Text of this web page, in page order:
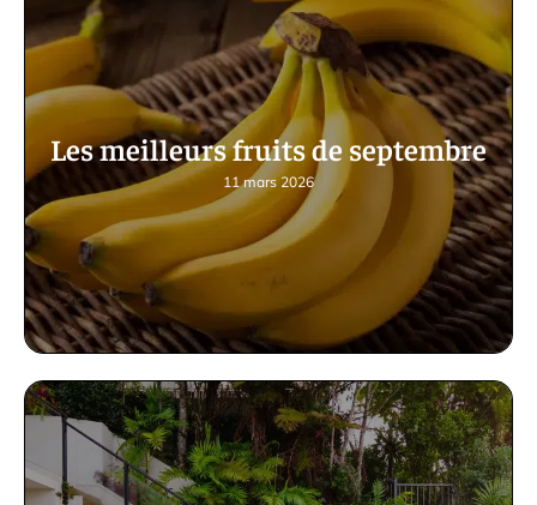
Les meilleurs fruits de septembre
11 mars 2026